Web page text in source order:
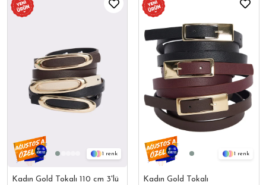
1
Kadın Gold Tokalı 110 cm 3'lü
1
Kadın Gold Tokalı